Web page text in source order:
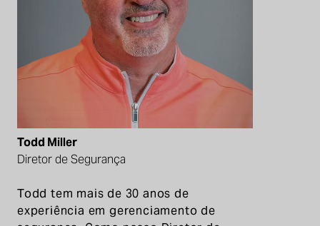
Todd Miller
Diretor de Segurança
Todd tem mais de 30 anos de
experiência em gerenciamento de